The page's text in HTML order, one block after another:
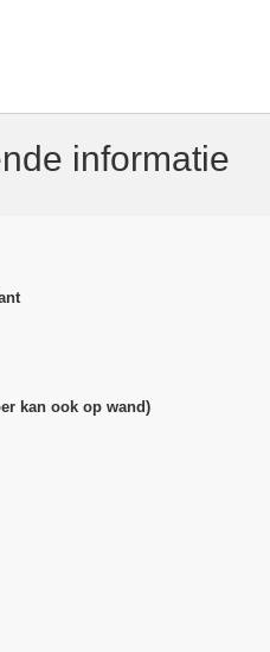
informatie
kan ook op wand)